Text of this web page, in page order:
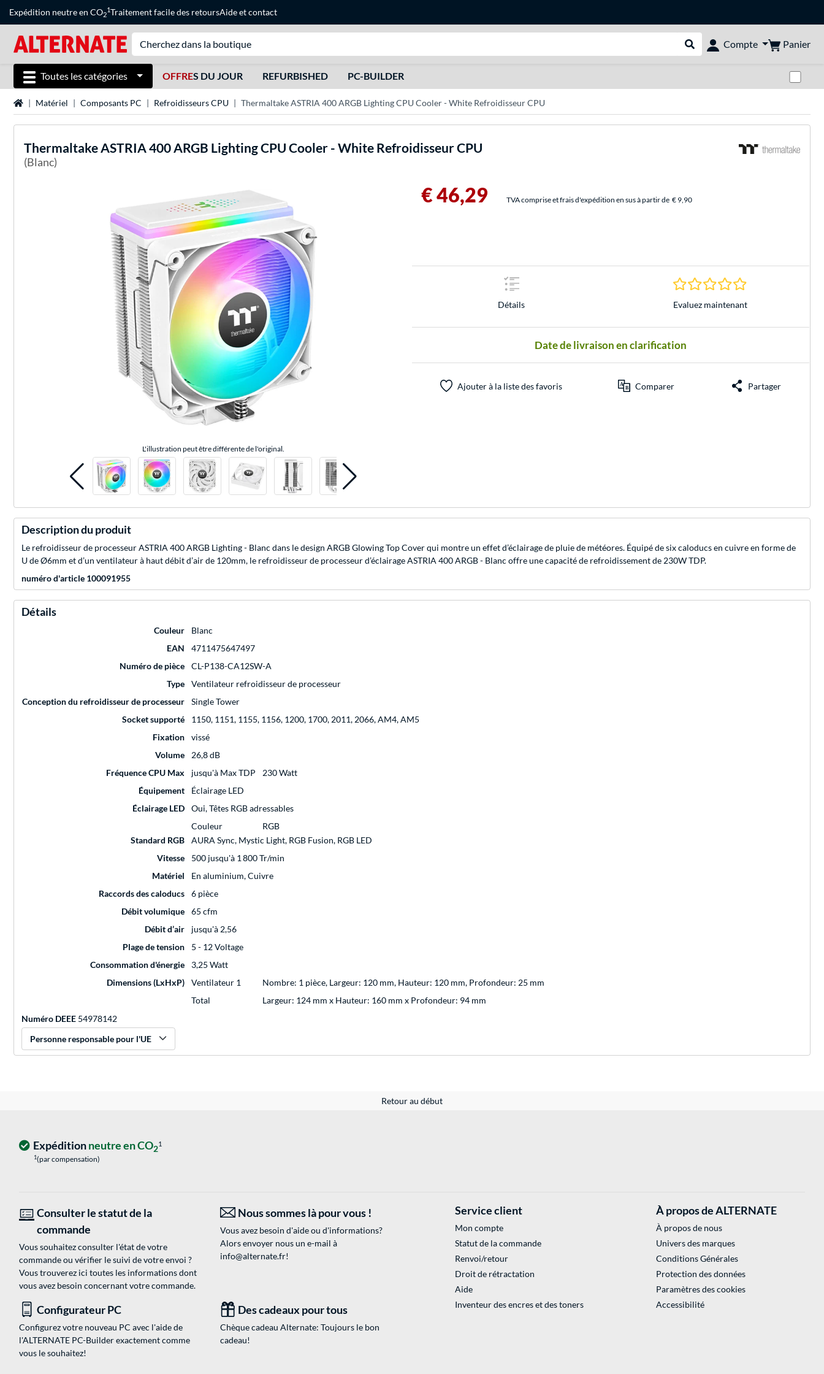
Expédition neutre en CO2
1Traitement facile des retoursAideetcontact
Rechercher dans le shop
Compte Panier
Toutes les catégories OFFRES DU JOUR REFURBISHED PC-BUILDER
Page d'accueil
Matériel Composants PC Refroidisseurs CPU Thermaltake ASTRIA 400 ARGB Lighting CPU Cooler - White Refroidisseur CPU
ThermaltakeASTRIA 400 ARGB Lighting CPU Cooler - White Refroidisseur CPU
(Blanc)
L'illustration peut être différente de l'original.
€ 46,29 TVA comprise et frais d'expédition en sus à partir de € 9,90
Détails
0.0 Étoiles à 0
Evaluez maintenant
Date de livraison en clarification
Ajouter à la liste des favoris Comparer Partager
Description du produit
Le refroidisseur de processeur ASTRIA 400 ARGB Lighting - Blanc dans le design ARGB Glowing Top Cover qui montre un effet d’éclairage de pluie de météores. Équipé de six caloducs en cuivre en forme de
U de Ø6mm et d’un ventilateur à haut débit d’air de 120mm, le refroidisseur de processeur d’éclairage ASTRIA 400 ARGB - Blanc offre une capacité de refroidissement de 230W TDP.
numéro d'article 100091955
Détails
Couleur
Blanc
EAN
4711475647497
Numéro de pièce
CL-P138-CA12SW-A
Type
Ventilateur refroidisseur de processeur
Conception du refroidisseur de processeur
Single Tower
Socket supporté
1150, 1151, 1155, 1156, 1200, 1700, 2011, 2066, AM4, AM5
Fixation
vissé
Volume
26,8 dB
Fréquence CPU Max
jusqu'à Max TDP
230 Watt
Équipement
Éclairage LED
Éclairage LED
Oui, Têtes RGB adressables
Couleur
RGB
Standard RGB
AURA Sync, Mystic Light, RGB Fusion, RGB LED
Vitesse
500 jusqu'à 1 800 Tr/min
Matériel
En aluminium, Cuivre
Raccords des caloducs
6 pièce
Débit volumique
65 cfm
Débit d’air
jusqu'à 2,56
Plage de tension
5 - 12 Voltage
Consommation d'énergie
3,25 Watt
Dimensions (LxHxP)
Ventilateur 1
Nombre: 1 pièce, Largeur: 120 mm, Hauteur: 120 mm, Profondeur: 25 mm
Total
Largeur: 124 mm x Hauteur: 160 mm x Profondeur: 94 mm
Numéro DEEE 54978142
Personne responsable pour l'UE
Retour au début
Expéditionneutre en CO21
1(par compensation)
Consulter le statut de la
commande
Vous souhaitez consulter l'état de votre
commande ou vérifier le suivi de votre envoi ?
Vous trouverez ici toutes les informations dont
vous avez besoin concernant votre commande.
Nous sommes là pour vous !
Vous avez besoin d'aide ou d'informations?
Alors envoyer nous un e-mail à
info@alternate.fr!
Configurateur PC
Configurez votre nouveau PC avec l'aide de
l'ALTERNATE PC-Builder exactement comme
vous le souhaitez!
Des cadeaux pour tous
Chèque cadeau Alternate: Toujours le bon
cadeau!
Service client
Mon compte
Statut de la commande
Renvoi/retour
Droit de rétractation
Aide
Inventeur des encres et des toners
À propos de ALTERNATE
À propos de nous
Univers des marques
Conditions Générales
Protection des données
Paramètres des cookies
Accessibilité